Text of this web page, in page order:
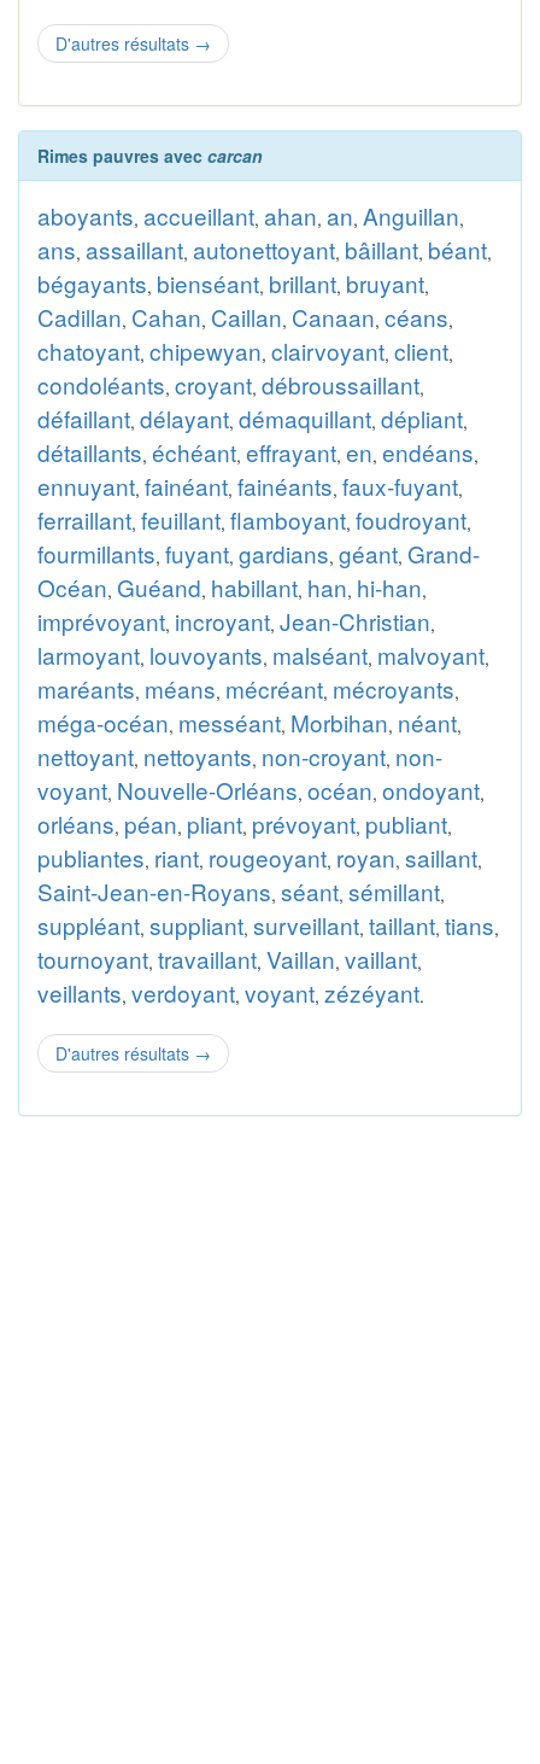
D'autres résultats →
Rimes pauvres avec carcan
aboyants, accueillant, ahan, an, Anguillan,
ans, assaillant, autonettoyant, bâillant, béant,
bégayants, bienséant, brillant, bruyant,
Cadillan, Cahan, Caillan, Canaan, céans,
chatoyant, chipewyan, clairvoyant, client,
condoléants, croyant, débroussaillant,
défaillant, délayant, démaquillant, dépliant,
détaillants, échéant, effrayant, en, endéans,
ennuyant, fainéant, fainéants, faux-fuyant,
ferraillant, feuillant, flamboyant, foudroyant,
fourmillants, fuyant, gardians, géant, Grand-
Océan, Guéand, habillant, han, hi-han,
imprévoyant, incroyant, Jean-Christian,
larmoyant, louvoyants, malséant, malvoyant,
maréants, méans, mécréant, mécroyants,
méga-océan, messéant, Morbihan, néant,
nettoyant, nettoyants, non-croyant, non-
voyant, Nouvelle-Orléans, océan, ondoyant,
orléans, péan, pliant, prévoyant, publiant,
publiantes, riant, rougeoyant, royan, saillant,
Saint-Jean-en-Royans, séant, sémillant,
suppléant, suppliant, surveillant, taillant, tians,
tournoyant, travaillant, Vaillan, vaillant,
veillants, verdoyant, voyant, zézéyant.
D'autres résultats →